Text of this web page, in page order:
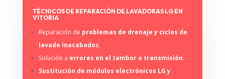
TÉCNICOS DE REPARACIÓN DE LAVADORAS LG EN
VITORIA
Reparación de problemas de drenaje y ciclos de
lavado inacabados.
Solución a errores en el tambor o transmisión.
Sustitución de módulos electrónicos LG y